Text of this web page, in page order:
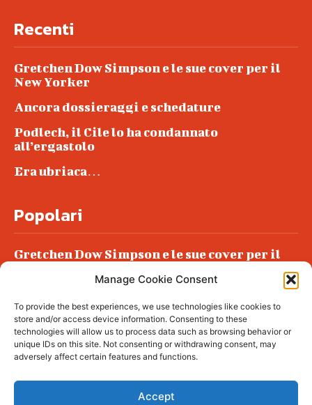
Manage Cookie Consent
To provide the best experiences, we use technologies like cookies to
store and/or access device information. Consenting to these
technologies will allow us to process data such as browsing behavior or
unique IDs on this site. Not consenting or withdrawing consent, may
adversely affect certain features and functions.
Accept
Recenti
Gretchen Dow Simpson e le sue cover per il
New Yorker
Ancora dossieraggi e schedature
Podlech, il Cile lo ha condannato
all’ergastolo
Era ubriaca…
Popolari
Gretchen Dow Simpson e le sue cover per il
Podlech, il Cile lo ha condannato
all’ergastolo
Era ubriaca…